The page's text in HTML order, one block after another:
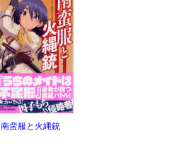
南蛮服と火縄銃